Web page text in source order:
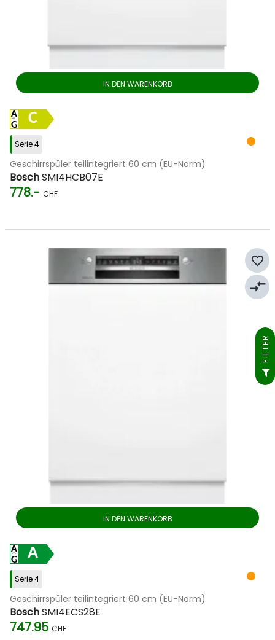
IN DEN WARENKORB
C
Serie 4
Geschirrspüler teilintegriert 60 cm (EU-Norm)
BoschSMI4HCB07E
778.- CHF
IN DEN WARENKORB
A
Serie 4
Geschirrspüler teilintegriert 60 cm (EU-Norm)
BoschSMI4ECS28E
747.95 CHF
favorite_border
compare_arrows
FILTER